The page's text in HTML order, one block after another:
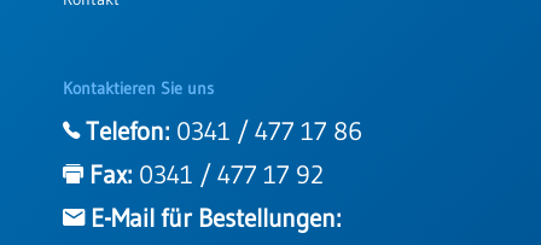
Kontaktieren Sie uns
Telefon: 0341 / 477 17 86
Fax: 0341 / 477 17 92
E-Mail für Bestellungen: